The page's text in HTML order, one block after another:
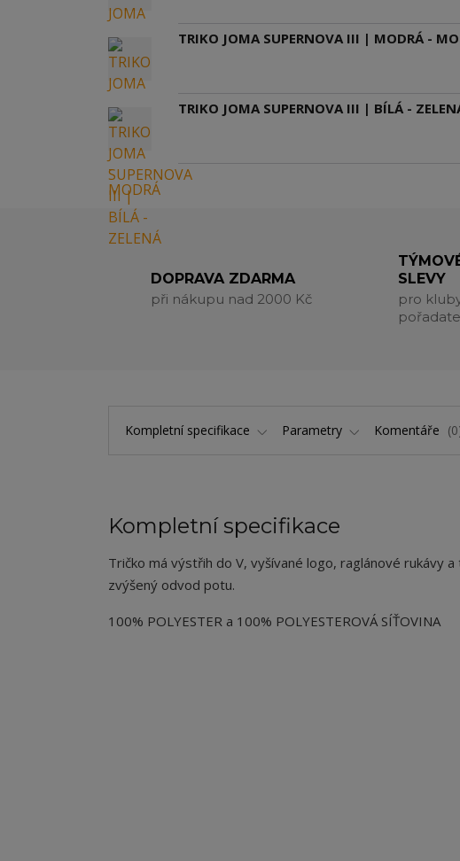
TRIKO JOMA SUPERNOVA III | MODRÁ -
TRIKO JOMA SUPERNOVA III | BÍLÁ -
DOPRAVA ZDARMA
při nákupu nad 2000 Kč
SLEVY
pro
Kompletní specifikace Parametry Komentáře 0
Kompletní specifikace
Tričko má výstřih do V, vyšívané logo, raglánové rukávy
zvýšený odvod potu.
100% POLYESTER a 100% POLYESTEROVÁ SÍŤOVINA